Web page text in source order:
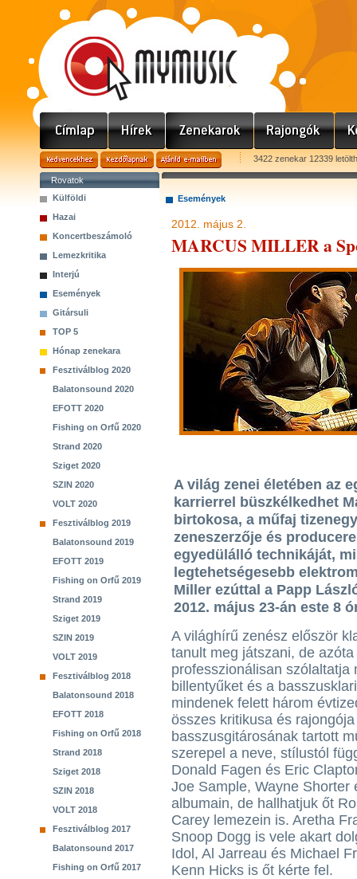
3422 zenekar 12339
Rovatok
Külföldi
Hazai
Koncertbeszámoló
Lemezkritika
Interjú
Események
Gitársuli
TOP 5
Hónap zenekara
Fesztiválblog 2020
Balatonsound 2020
EFOTT 2020
Fishing on Orfű 2020
Strand 2020
Sziget 2020
SZIN 2020
VOLT 2020
Fesztiválblog 2019
Balatonsound 2019
EFOTT 2019
Fishing on Orfű 2019
Strand 2019
Sziget 2019
SZIN 2019
VOLT 2019
Fesztiválblog 2018
Balatonsound 2018
EFOTT 2018
Fishing on Orfű 2018
Strand 2018
Sziget 2018
SZIN 2018
VOLT 2018
Fesztiválblog 2017
Balatonsound 2017
Fishing on Orfű 2017
Események
2012. május 2.
MARCUS MILLER a
A világ zenei életében az
karrierrel büszkélkedhet
birtokosa, a műfaj
zeneszerzője és
egyedülálló technikáját,
legtehetségesebb
Miller ezúttal a Papp
2012. május 23-án este 8
A világhírű zenész először
tanult meg játszani, de azóta
professzionálisan szólaltatja
billentyűket és a
mindenek felett három
összes kritikusa és
basszusgitárosának tartott
szerepel a neve, stílustól
Donald Fagen és Eric
Joe Sample, Wayne Shorter
albumain, de hallhatjuk őt
Carey lemezein is. Aretha
Snoop Dogg is vele akart
Idol, Al Jarreau és Michael
Kenn Hicks is őt kérte fel.